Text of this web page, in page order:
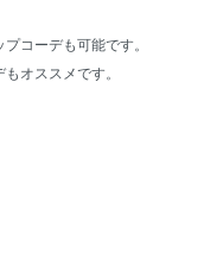
コーデも可能です。
オススメです。